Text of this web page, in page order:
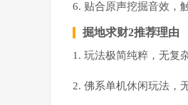
6. 贴合原声挖掘音效，
掘地求财2推荐理由
1. 玩法极简纯粹，无复
2. 佛系单机休闲玩法，